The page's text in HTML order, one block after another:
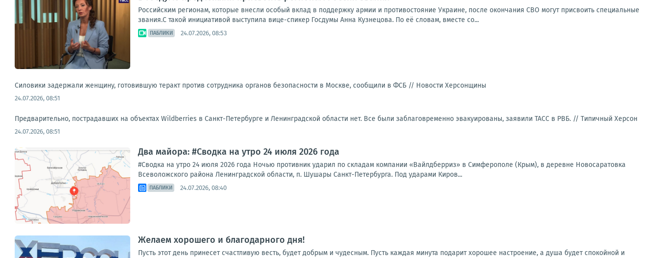
Российским регионам, которые внесли особый вклад в поддержку армии и противостояние Украине, после окончания СВО могут присвоить специальные
звания.С такой инициативой выступила вице-спикер Госдумы Анна Кузнецова. По её словам, вместе со...
ПАБЛИКИ 24.07.2026, 08:53
Силовики задержали женщину, готовившую теракт против сотрудника органов безопасности в Москве, сообщили в ФСБ // Новости Херсонщины
24.07.2026, 08:51
Предварительно, пострадавших на объектах Wildberries в Санкт-Петербурге и Ленинградской области нет. Все были заблаговременно эвакуированы, заявили ТАСС в РВБ. // Типичный Херсон
24.07.2026, 08:51
Два майора: #Сводка на утро 24 июля 2026 года
#Сводка на утро 24 июля 2026 года Ночью противник ударил по складам компании «Вайлдберриз» в Симферополе (Крым), в деревне Новосаратовка
Всеволожского района Ленинградской области, п. Шушары Санкт-Петербурга. Под ударами Киров...
ПАБЛИКИ 24.07.2026, 08:40
Желаем хорошего и благодарного дня!
Пусть этот день принесет счастливую весть, будет добрым и чудесным. Пусть каждая минута подарит хорошее настроение, а душа будет спокойной и